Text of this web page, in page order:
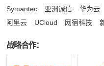
Symantec
亚洲诚信 华为云
阿里云
UCloud 网宿科技
战略合作：